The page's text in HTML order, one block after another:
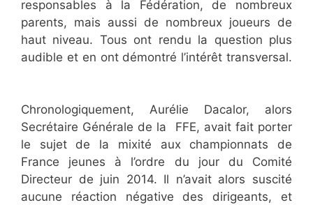
responsables à la Fédération, de nombreux
parents, mais aussi de nombreux joueurs de
haut niveau. Tous ont rendu la question plus
audible et en ont démontré l’intérêt transversal.
Chronologiquement, Aurélie Dacalor, alors
Secrétaire Générale de la FFE, avait fait porter
le sujet de la mixité aux championnats de
France jeunes à l’ordre du jour du Comité
Directeur de juin 2014. Il n’avait alors suscité
aucune réaction négative des dirigeants, et